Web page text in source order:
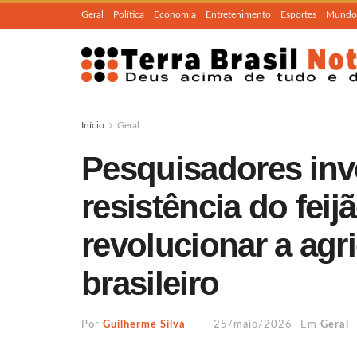
Geral Política Economia Entretenimento Esportes Mundo
Início Geral
Pesquisadores
resistência do
revolucionar a
brasileiro
Por Guilherme Silva 25/maio/2026 Em Geral